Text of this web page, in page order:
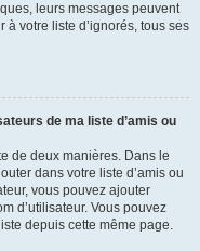
leurs messages peuvent
votre liste d’ignorés, tous ses
de ma liste d’amis ou
de deux manières. Dans le
dans votre liste d’amis ou
vous pouvez ajouter
d’utilisateur. Vous pouvez
depuis cette même page.